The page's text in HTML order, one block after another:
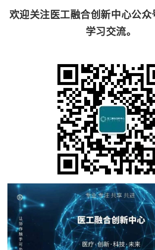
欢迎关注医工融合创新中心公众
学习交流。